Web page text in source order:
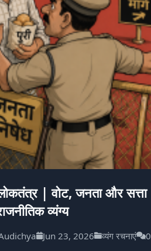
| वोट, जनता और सत्ता
व्यंग्य
Jun 23, 2026 व्यंग रचनाएं 0